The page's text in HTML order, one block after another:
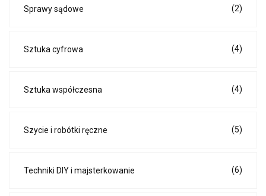
Sprawy sądowe (2)
Sztuka cyfrowa (4)
Sztuka współczesna (4)
Szycie i robótki ręczne (5)
Techniki DIY i majsterkowanie (6)